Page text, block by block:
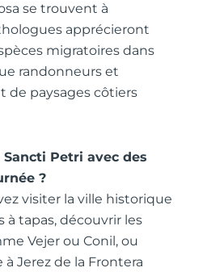
se trouvent à
apprécieront
migratoires dans
randonneurs et
de paysages côtiers
Petri avec des
?
visiter la ville historique
à tapas, découvrir les
Vejer ou Conil, ou
Jerez de la Frontera